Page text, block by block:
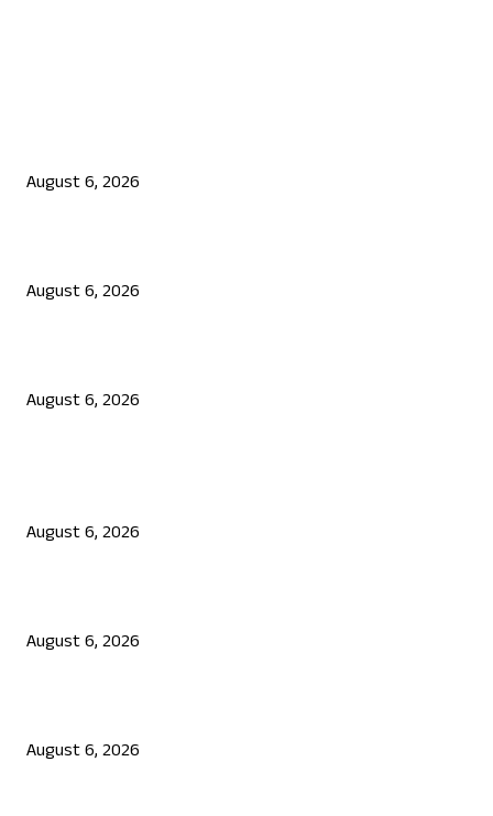
August 6, 2026
August 6, 2026
August 6, 2026
August 6, 2026
August 6, 2026
August 6, 2026